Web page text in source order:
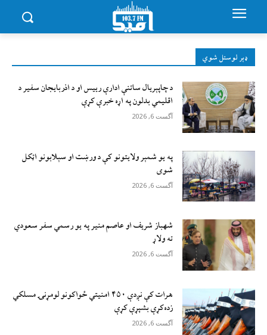
ډېر لوستل شوي
د چاپېریال ساتنې ادارې رییس او د اذربایجان سفیر د
اقلیمي بدلون په اړه خبرې کړې
آگست 6, 2026
په یو شمېر ولایتونو کې د ورښت او سېلابونو اټکل
شوی
آگست 6, 2026
شهباز شریف او عاصم منیر په یو رسمي سفر سعودي
ته ولاړ
آگست 6, 2026
هرات کې نږدې ۴۵۰ امنيتي ځواکونو لومړنۍ مسلکي
زده‌کړې بشپړې کړې
آگست 6, 2026